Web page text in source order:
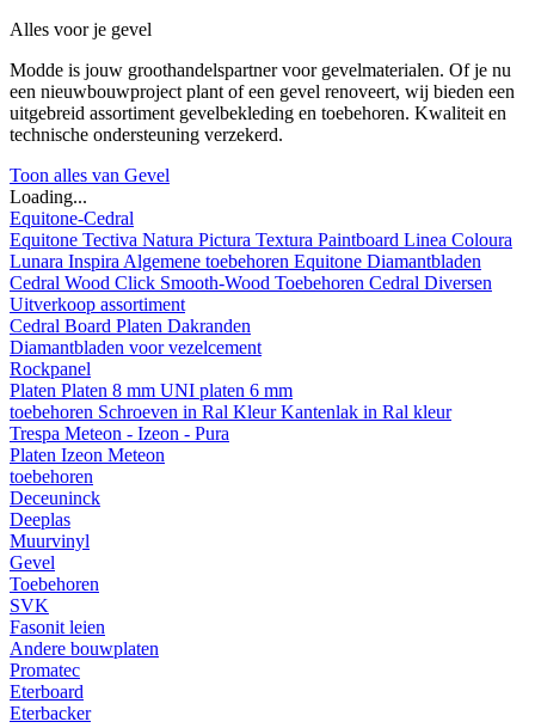
Alles voor je gevel
Modde is jouw groothandelspartner voor gevelmaterialen. Of je nu
een nieuwbouwproject plant of een gevel renoveert, wij bieden een
uitgebreid assortiment gevelbekleding en toebehoren. Kwaliteit en
technische ondersteuning verzekerd.
Toon alles van Gevel
Loading...
Equitone-Cedral
Equitone Tectiva Natura Pictura Textura Paintboard Linea Coloura
Lunara Inspira Algemene toebehoren Equitone Diamantbladen
Cedral Wood Click Smooth-Wood Toebehoren Cedral Diversen
Uitverkoop assortiment
Cedral Board Platen Dakranden
Diamantbladen voor vezelcement
Rockpanel
Platen Platen 8 mm UNI platen 6 mm
toebehoren Schroeven in Ral KleurKantenlak in Ral kleur
Trespa Meteon - Izeon - Pura
Platen Izeon Meteon
toebehoren
Deceuninck
Deeplas
Muurvinyl
Gevel
Toebehoren
SVK
Fasonit leien
Andere bouwplaten
Promatec
Eterboard
Eterbacker